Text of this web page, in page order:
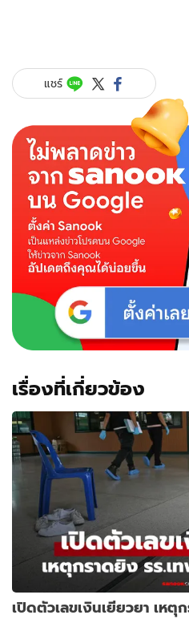
แชร์
เรื่องที่เกี่ยวข้อง
เปิดตัวเลขเงินเยียวยา เหตุ